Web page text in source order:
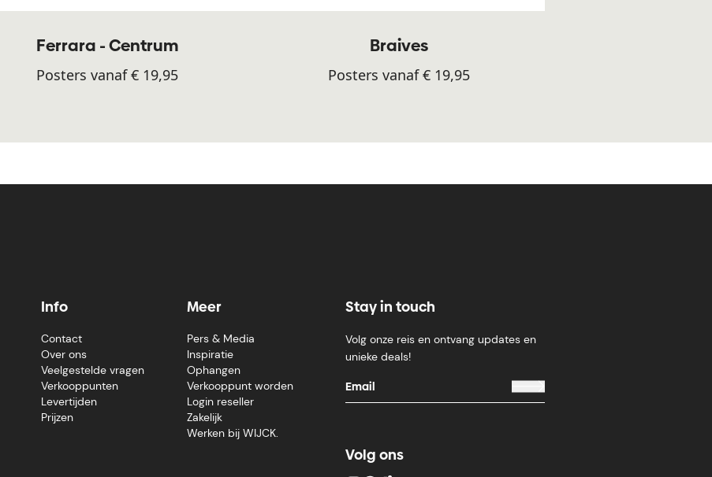
Ferrara - Centrum
Posters vanaf € 19,95
Braives
Posters vanaf € 19,95
Info
Contact
Over ons
Veelgestelde vragen
Verkooppunten
Levertijden
Prijzen
Meer
Pers & Media
Inspiratie
Ophangen
Verkooppunt worden
Login reseller
Zakelijk
Werken bij WIJCK.
Stay in touch
Volg onze reis en ontvang updates en
unieke deals!
Volg ons